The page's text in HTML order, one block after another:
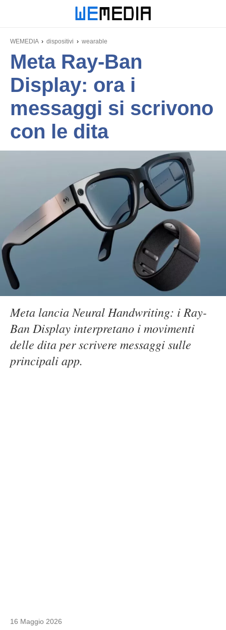
WEMEDIA dispositivi wearable
Meta Ray-Ban
Display: ora i
messaggi si scrivono
con le dita
Meta lancia Neural Handwriting: i Ray-
Ban Display interpretano i movimenti
delle dita per scrivere messaggi sulle
principali app.
16 Maggio 2026